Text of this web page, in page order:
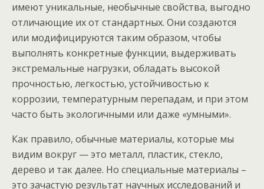
имеют уникальные, необычные свойства, выгодно
отличающие их от стандартных. Они создаются
или модифицируются таким образом, чтобы
выполнять конкретные функции, выдерживать
экстремальные нагрузки, обладать высокой
прочностью, легкостью, устойчивостью к
коррозии, температурным перепадам, и при этом
часто быть экологичными или даже «умными».
Как правило, обычные материалы, которые мы
видим вокруг — это металл, пластик, стекло,
дерево и так далее. Но специальные материалы –
это зачастую результат научных исследований и